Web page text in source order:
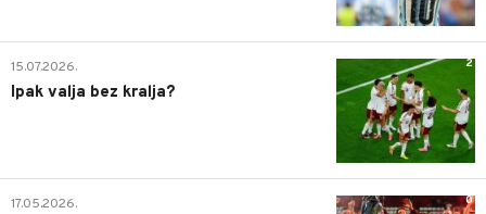
2
15.07.2026.
Ipak valja bez kralja?
0
17.05.2026.